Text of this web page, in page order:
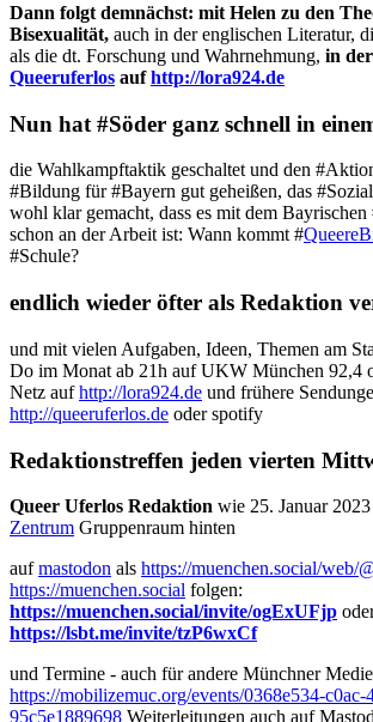
Dann folgt demnächst: mit Helen zu den
Bisexualität, auch in der englischen Literatur,
als die dt. Forschung und Wahrnehmung, in
Queeruferlos aufhttp://lora924.de
Nun hat #Söder ganz schnell in
die Wahlkampftaktik geschaltet und den
#Bildung für #Bayern gut geheißen, das
wohl klar gemacht, dass es mit dem
schon an der Arbeit ist: Wann kommt #
#Schule?
endlich wieder öfter als Redaktion
und mit vielen Aufgaben, Ideen, Themen am
Do im Monat ab 21h auf UKW München 92,4
Netz aufhttp://lora924.de und frühere
http://queeruferlos.de oder spotify
Redaktionstreffen jeden vierten
Queer Uferlos Redaktion wie 25. Januar
Zentrum Gruppenraum hinten
aufmastodon als https://muenchen.social/web/
https://muenchen.social folgen:
https://muenchen.social/invite/ogExUFjp
https://lsbt.me/invite/tzP6wxCf
und Termine - auch für andere Münchner
https://mobilizemuc.org/events/0368e534-c0ac-
95c5e1889698 Weiterleitungen auch auf